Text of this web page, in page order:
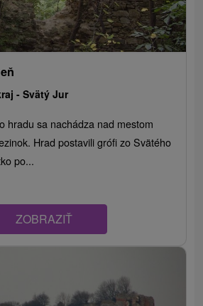
-Svätý Jur
hradu sa nachádza nad mestom
Hrad postavili grófi zo Svätého
po...
ZOBRAZIŤ